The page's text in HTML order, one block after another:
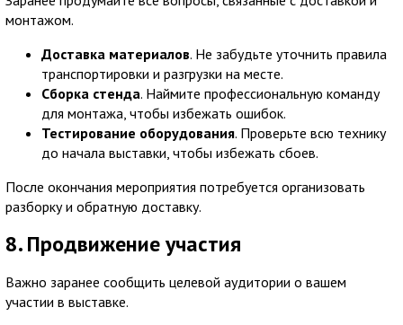
монтажом.
Доставка материалов. Не забудьте уточнить правила
транспортировки и разгрузки на месте.
Сборка стенда. Наймите профессиональную команду
для монтажа, чтобы избежать ошибок.
Тестирование оборудования. Проверьте всю технику
до начала выставки, чтобы избежать сбоев.
После окончания мероприятия потребуется организовать
разборку и обратную доставку.
8. Продвижение участия
Важно заранее сообщить целевой аудитории о вашем
участии в выставке.